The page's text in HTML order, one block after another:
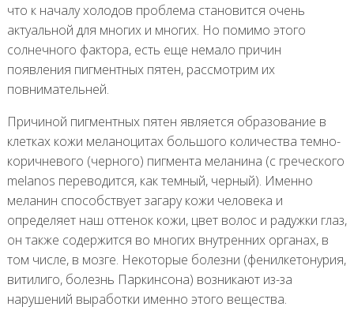
что к началу холодов проблема становится очень
актуальной для многих и многих. Но помимо этого
солнечного фактора, есть еще немало причин
появления пигментных пятен, рассмотрим их
повнимательней.
Причиной пигментных пятен является образование в
клетках кожи меланоцитах большого количества темно-
коричневого (черного) пигмента меланина (с греческого
melanos переводится, как темный, черный). Именно
меланин способствует загару кожи человека и
определяет наш оттенок кожи, цвет волос и радужки глаз,
он также содержится во многих внутренних органах, в
том числе, в мозге. Некоторые болезни (фенилкетонурия,
витилиго, болезнь Паркинсона) возникают из-за
нарушений выработки именно этого вещества.